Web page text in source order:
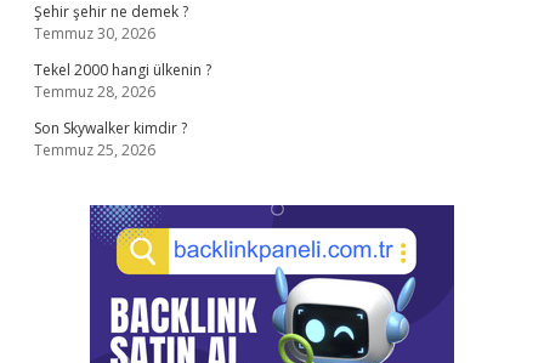
Şehir şehir ne demek ?
Temmuz 30, 2026
Tekel 2000 hangi ülkenin ?
Temmuz 28, 2026
Son Skywalker kimdir ?
Temmuz 25, 2026